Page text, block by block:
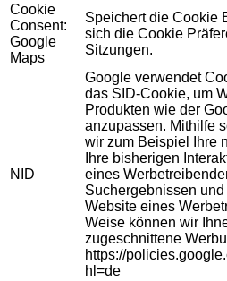
Cookie
Consent:
Google
Maps
Speichert die Cookie
sich die Cookie
Sitzungen.
NID
Google verwendet
das SID-Cookie, um
Produkten wie der
anzupassen. Mithilfe
wir zum Beispiel Ihre
Ihre bisherigen
eines
Suchergebnissen
Website eines
Weise können wir
zugeschnittene
https://
hl=de